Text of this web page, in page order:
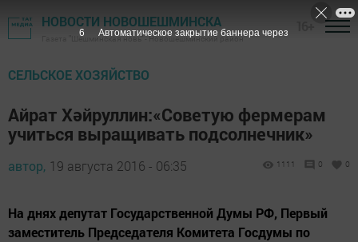
НОВОСТИ НОВОШЕШМИНСКА
Газета "Шешминская новь" - Новошешминский район
СЕЛЬСКОЕ ХОЗЯЙСТВО
Айрат Хәйруллин:«Советую фермерам
учиться выращивать подсолнечник»
автор, 19 августа 2016 - 06:35 1111 0 0
На днях депутат Государственной Думы РФ, Первый
заместитель Председателя Комитета Госдумы по
5 Автоматическое закрытие баннера через